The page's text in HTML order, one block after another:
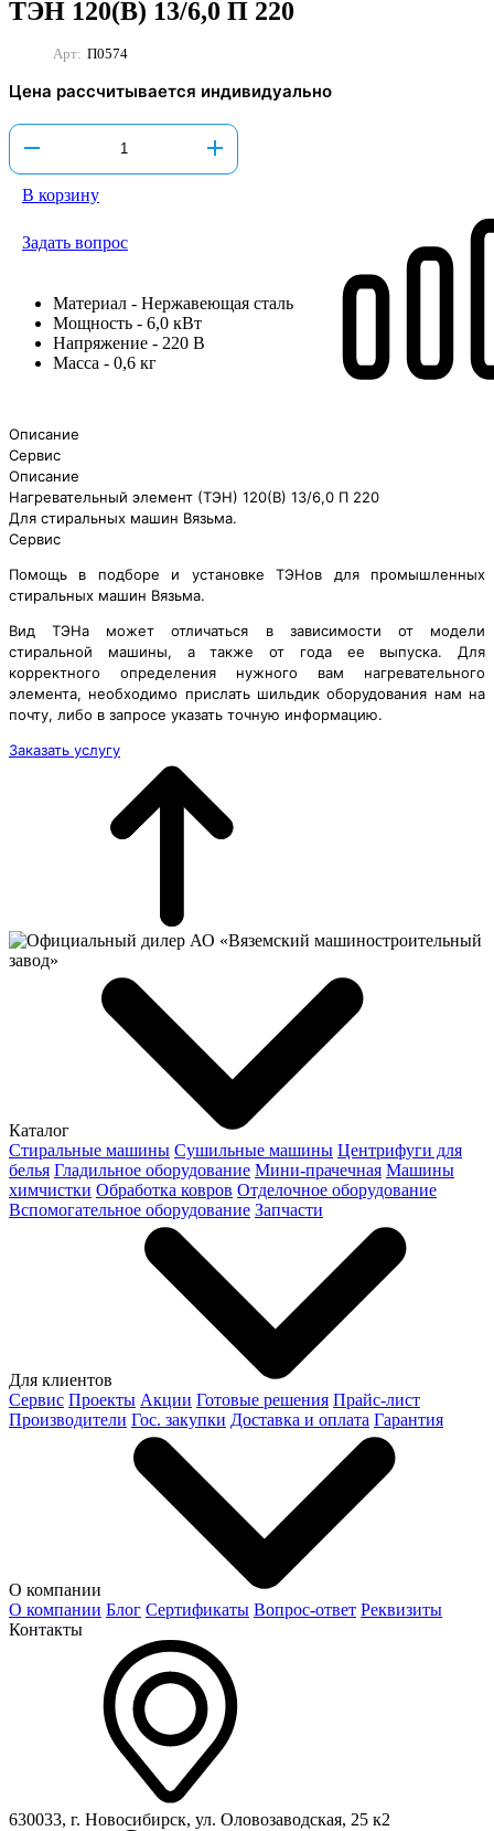
ТЭН 120(B) 13/6,0 П 220
Арт: П0574
Цена рассчитывается индивидуально
В корзину
Задать вопрос
Материал - Нержавеющая сталь
Мощность - 6,0 кВт
Напряжение - 220 В
Масса - 0,6 кг
Описание
Сервис
Описание
Нагревательный элемент (ТЭН) 120(B) 13/6,0 П 220
Для стиральных машин Вязьма.
Сервис
Помощь в подборе и установке ТЭНов для промышленных
стиральных машин Вязьма.
Вид ТЭНа может отличаться в зависимости от модели
стиральной машины, а также от года ее выпуска. Для
корректного определения нужного вам нагревательного
элемента, необходимо прислать шильдик оборудования нам на
почту, либо в запросе указать точную информацию.
Заказать услугу
Каталог
Стиральные машины Сушильные машины Центрифуги для
белья Гладильное оборудование Мини-прачечная Машины
химчистки Обработка ковров Отделочное оборудование
Вспомогательное оборудование Запчасти
Для клиентов
Сервис Проекты Акции Готовые решения Прайс-лист
Производители Гос. закупки Доставка и оплата Гарантия
О компании
О компании Блог Сертификаты Вопрос-ответ Реквизиты
Контакты
630033, г. Новосибирск, ул. Оловозаводская, 25 к2